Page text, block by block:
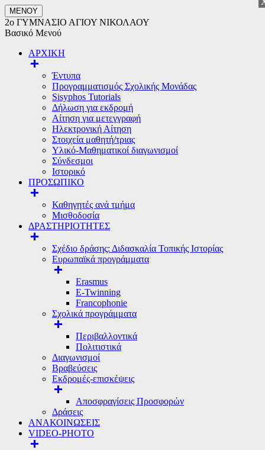
ΜΕΝΟΥ
2ο ΓΥΜΝΑΣΙΟ ΑΓΙΟΥ ΝΙΚΟΛΑΟΥ
Βασικό Μενού
ΑΡΧΙΚΗ
Έντυπα
Προγραμματισμός Σχολικής Μονάδας
Sisyphos Tutorials
Δήλωση για εκδρομή
Αίτηση για μετεγγραφή
Ηλεκτρονική Αίτηση
Στοιχεία μαθητή/τριας
Υλικό-Μαθηματικοί διαγωνισμοί
Σύνδεσμοι
Ιστορικό
ΠΡΟΣΩΠΙΚΟ
Καθηγητές ανά τμήμα
Μισθοδοσία
ΔΡΑΣΤΗΡΙΟΤΗΤΕΣ
Σχέδιο δράσης: Διδασκαλία Τοπικής Ιστορίας
Ευρωπαϊκά προγράμματα
Erasmus
E-Twinning
Francophonie
Σχολικά προγράμματα
Περιβαλλοντικά
Πολιτιστικά
Διαγωνισμοί
Βραβεύσεις
Εκδρομές-επισκέψεις
Αποσφραγίσεις Προσφορών
Δράσεις
ΑΝΑΚΟΙΝΩΣΕΙΣ
VIDEO-PHOTO